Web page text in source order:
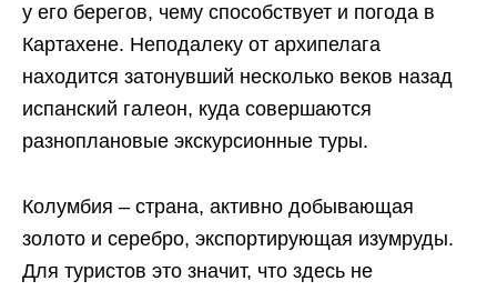
у его берегов, чему способствует и погода в
Картахене. Неподалеку от архипелага
находится затонувший несколько веков назад
испанский галеон, куда совершаются
разноплановые экскурсионные туры.
Колумбия – страна, активно добывающая
золото и серебро, экспортирующая изумруды.
Для туристов это значит, что здесь не